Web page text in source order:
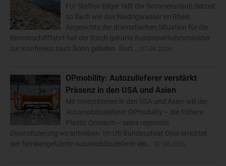
Für Steffen Bilger fällt der Sommerurlaub derzeit
so flach wie das Niedrigwasser im Rhein.
Angesichts der dramatischen Situation für die
Binnenschifffahrt hat der frisch gekürte Bundesverkehrsminister
zur Konferenz nach Bonn geladen. Dort...
OPmobility: Autozulieferer verstärkt
Präsenz in den USA und Asien
Mit Investitionen in den USA und Asien will der
Automobilzulieferer OPmobility – die frühere
Plastic Omnium – seine regionale
Diversifizierung vorantreiben. Im US-Bundesstaat Ohio errichtet
der familiengeführte Automobilzulieferer ein...